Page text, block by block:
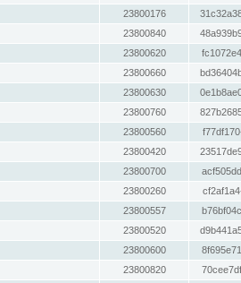
23800176
23800840
23800620
23800660
23800630
23800760
23800560
23800420
23800700
23800260
23800557
23800520
23800600
23800820